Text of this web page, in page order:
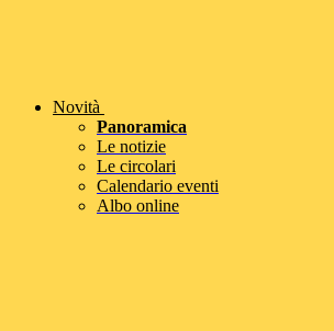
Novità
Panoramica
Le notizie
Le circolari
Calendario eventi
Albo online